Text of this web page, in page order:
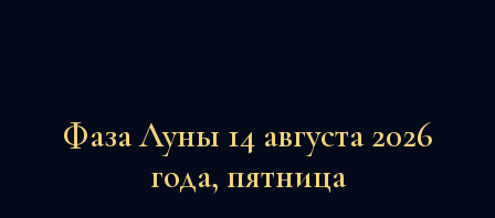
Фаза Луны 14 августа 2026
года, пятница